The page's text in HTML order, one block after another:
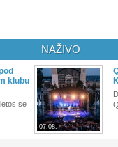
klubu
se
NAŽIVO
07.08.